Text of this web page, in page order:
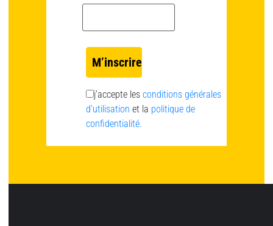
j’accepte les conditions générales
d’utilisation et la politique de
confidentialité.